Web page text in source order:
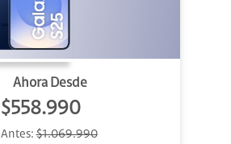
Ahora Desde
$558.990
Antes:$1.069.990